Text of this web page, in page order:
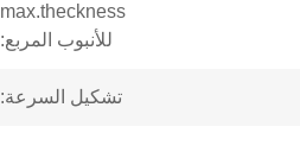
max.theckness
للأنبوب المربع:
تشكيل السرعة: